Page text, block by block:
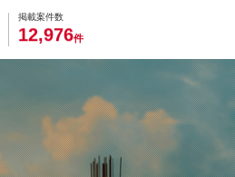
掲載案件数
0
1
0
2,
0
9
0
76件